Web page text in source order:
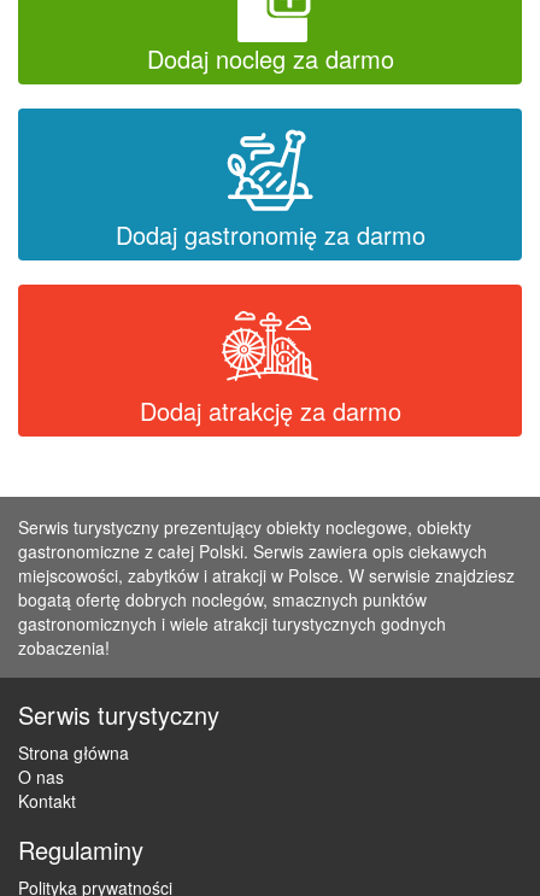
Dodaj nocleg za darmo
Dodaj gastronomię za darmo
Dodaj atrakcję za darmo
Serwis turystyczny prezentujący obiekty noclegowe, obiekty
gastronomiczne z całej Polski. Serwis zawiera opis ciekawych
miejscowości, zabytków i atrakcji w Polsce. W serwisie znajdziesz
bogatą ofertę dobrych noclegów, smacznych punktów
gastronomicznych i wiele atrakcji turystycznych godnych
zobaczenia!
Serwis turystyczny
Strona główna
O nas
Kontakt
Regulaminy
Polityka prywatności